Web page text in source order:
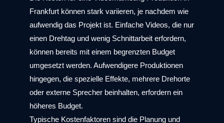
Frankfurt können stark variieren, je nachdem wie
aufwendig das Projekt ist. Einfache Videos, die nur
einen Drehtag und wenig Schnittarbeit erfordern,
können bereits mit einem begrenzten Budget
umgesetzt werden. Aufwendigere Produktionen
hingegen, die spezielle Effekte, mehrere Drehorte
oder externe Sprecher beinhalten, erfordern ein
höheres Budget.
Typische Kostenfaktoren sind die Planung und